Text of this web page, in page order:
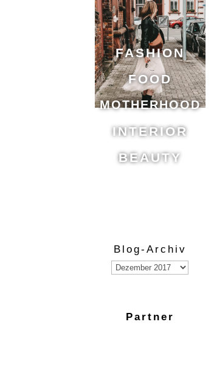
FASHION
FOOD
MOTHERHOOD
INTERIOR
BEAUTY
Blog-Archiv
Blog-
Partner